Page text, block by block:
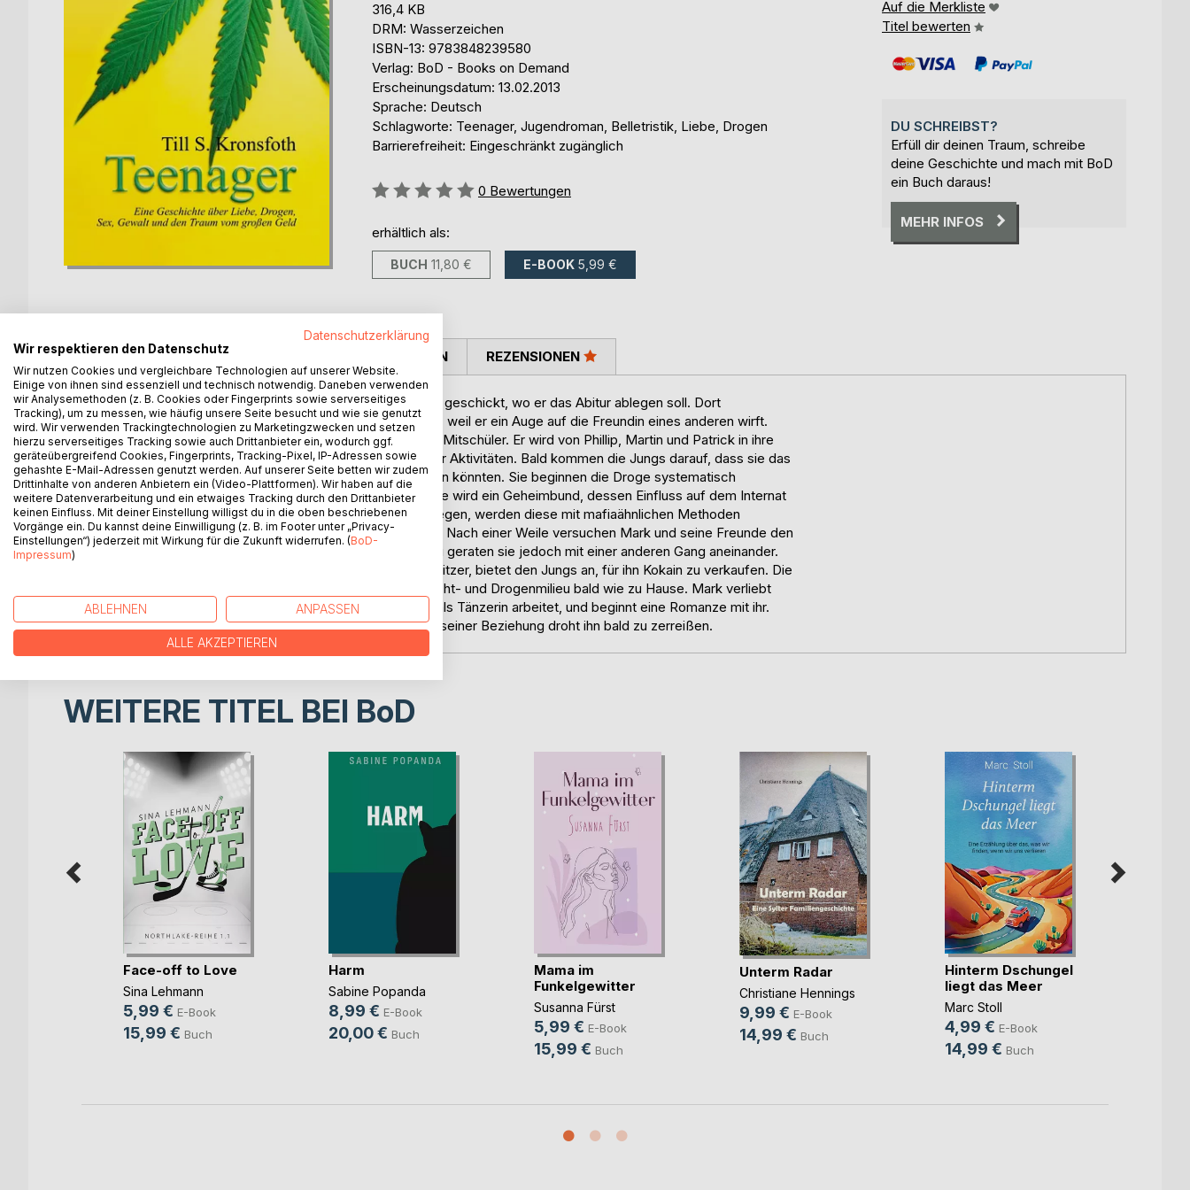
316,4 KB
DRM: Wasserzeichen
ISBN-13: 9783848239580
Verlag: BoD - Books on Demand
Erscheinungsdatum: 13.02.2013
Sprache: Deutsch
Schlagworte: Teenager, Jugendroman, Belletristik, Liebe, Drogen
Barrierefreiheit: Eingeschränkt zugänglich
Bewertung::
0 Bewertungen
erhältlich als:
BUCH 11,80 € E-BOOK 5,99 €
Auf die Merkliste
Titel bewerten
DU SCHREIBST?
Erfüll dir deinen Traum, schreibe
deine Geschichte und mach mit BoD
ein Buch daraus!
MEHR INFOS
BESCHREIBUNG
Der 15-jährige Mark wird von seinen Eltern auf ein Internat geschickt, wo er das Abitur ablegen soll. Dort
angekommen dauert es nicht lange, bis er verprügelt wird, weil er ein Auge auf die Freundin eines anderen wirft.
Doch Mark rächt sich und gewinnt so den Respekt seiner Mitschüler. Er wird von Phillip, Martin und Patrick in ihre
Clique aufgenommen. Kiffen ist ein fester Bestandteil ihrer Aktivitäten. Bald kommen die Jungs darauf, dass sie das
Cannabis nicht nur selbst rauchen, sondern auch verkaufen könnten. Sie beginnen die Droge systematisch
anzubauen und an ihrer Schule zu verticken. Aus der Clique wird ein Geheimbund, dessen Einfluss auf dem Internat
schon sehr bald steigt. Stellen sich ihnen Mitschüler entgegen, werden diese mit mafiaähnlichen Methoden
bekämpft. Selbst ein Lehrer wird bestochen und erpresst. Nach einer Weile versuchen Mark und seine Freunde den
Stoff auch in der angrenzenden Stadt zu verkaufen. Dabei geraten sie jedoch mit einer anderen Gang aneinander.
Stani, Chef dieser Gang und einflussreicher Nachtclubbesitzer, bietet den Jungs an, für ihn Kokain zu verkaufen. Die
Freunde nehmen das Angebot an und fühlen sich im Rotlicht- und Drogenmilieu bald wie zu Hause. Mark verliebt
sich in Stanis Nichte Olga, die in einem Club ihres Onkels als Tänzerin arbeitet, und beginnt eine Romanze mit ihr.
Doch das Leben zwischen Drogen, Gewaltexzessen und seiner Beziehung droht ihn bald zu zerreißen.
AUTOR/IN PRESSESTIMMEN REZENSIONEN
WEITERE TITEL BEI BoD
Face-off to Love
Sina Lehmann
5,99 € E-Book
15,99 € Buch
Harm
Sabine Popanda
8,99 € E-Book
20,00 € Buch
Mama im
Funkelgewitter
Susanna Fürst
5,99 € E-Book
15,99 € Buch
Unterm Radar
Christiane Hennings
9,99 € E-Book
14,99 € Buch
Hinterm Dschungel
liegt das Meer
Marc Stoll
4,99 € E-Book
14,99 € Buch
Datenschutzerklärung
Wir respektieren den Datenschutz
Wir nutzen Cookies und vergleichbare Technologien auf unserer Website.
Einige von ihnen sind essenziell und technisch notwendig. Daneben verwenden
wir Analysemethoden (z. B. Cookies oder Fingerprints sowie serverseitiges
Tracking), um zu messen, wie häufig unsere Seite besucht und wie sie genutzt
wird. Wir verwenden Trackingtechnologien zu Marketingzwecken und setzen
hierzu serverseitiges Tracking sowie auch Drittanbieter ein, wodurch ggf.
geräteübergreifend Cookies, Fingerprints, Tracking-Pixel, IP-Adressen sowie
gehashte E-Mail-Adressen genutzt werden. Auf unserer Seite betten wir zudem
Drittinhalte von anderen Anbietern ein (Video-Plattformen). Wir haben auf die
weitere Datenverarbeitung und ein etwaiges Tracking durch den Drittanbieter
keinen Einfluss. Mit deiner Einstellung willigst du in die oben beschriebenen
Vorgänge ein. Du kannst deine Einwilligung (z. B. im Footer unter „Privacy-
Einstellungen“) jederzeit mit Wirkung für die Zukunft widerrufen. (BoD-
Impressum)
ABLEHNEN ANPASSEN
ALLE AKZEPTIEREN